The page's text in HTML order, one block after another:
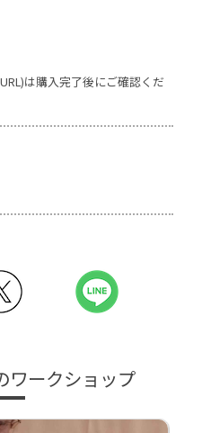
は購入完了後にご確認くだ
ワークショップ